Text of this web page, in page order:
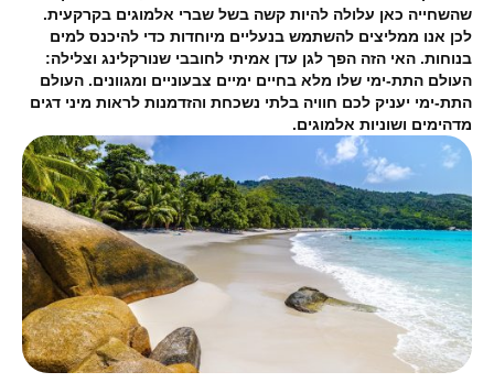
שהשחייה כאן עלולה להיות קשה בשל שברי אלמוגים בקרקעית.
לכן אנו ממליצים להשתמש בנעליים מיוחדות כדי להיכנס למים
בנוחות. האי הזה הפך לגן עדן אמיתי לחובבי שנורקלינג וצלילה:
העולם התת-ימי שלו מלא בחיים ימיים צבעוניים ומגוונים. העולם
התת-ימי יעניק לכם חוויה בלתי נשכחת והזדמנות לראות מיני דגים
מדהימים ושוניות אלמוגים.